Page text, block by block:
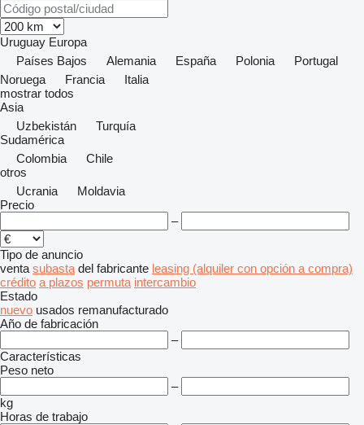
Uruguay Europa
Países Bajos
Alemania España Polonia
Portugal
Noruega
Francia
Italia
mostrar todos
Asia
Uzbekistán
Turquía
Sudamérica
Colombia
Chile
otros
Ucrania
Moldavia
Precio
–
Tipo de anuncio
venta subasta del fabricante leasing (alquiler con opción a compra)
crédito a plazos permuta intercambio
Estado
nuevo usados remanufacturado
Año de fabricación
–
Características
Peso neto
–
kg
Horas de trabajo